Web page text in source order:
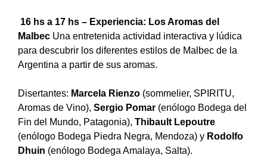
16 hs a 17 hs – Experiencia: Los Aromas del
Malbec Una entretenida actividad interactiva y lúdica
para descubrir los diferentes estilos de Malbec de la
Argentina a partir de sus aromas.
Disertantes: Marcela Rienzo (sommelier, SPIRITU,
Aromas de Vino), Sergio Pomar (enólogo Bodega del
Fin del Mundo, Patagonia), Thibault Lepoutre
(enólogo Bodega Piedra Negra, Mendoza) y Rodolfo
Dhuin (enólogo Bodega Amalaya, Salta).